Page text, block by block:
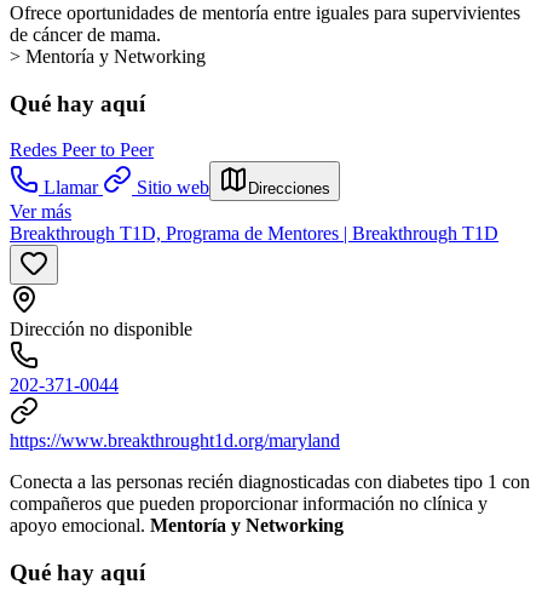
Ofrece oportunidades de mentoría entre iguales para supervivientes
de cáncer de mama.
> Mentoría y Networking
Qué hay aquí
Redes Peer to Peer
Llamar
Sitio web Direcciones
Ver más
Breakthrough T1D, Programa de Mentores | Breakthrough T1D
Dirección no disponible
202-371-0044
https://www.breakthrought1d.org/maryland
Conecta a las personas recién diagnosticadas con diabetes tipo 1 con
compañeros que pueden proporcionar información no clínica y
apoyo emocional. Mentoría y Networking
Qué hay aquí